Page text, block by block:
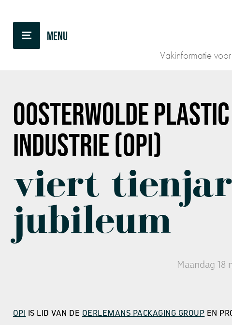
Vakinformatie
OOSTERWOLDE PLASTIC
INDUSTRIE(OPI)
viert
jubileum
Maandag 18
OPI IS LID VAN DE OERLEMANS PACKAGING GROUP EN